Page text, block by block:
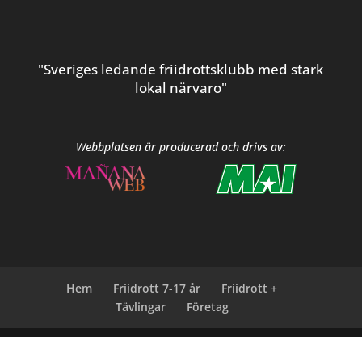
"Sveriges ledande friidrottsklubb med stark
lokal närvaro"
Webbplatsen är producerad och drivs av:
Hem Friidrott 7-17 år
Friidrott +
Tävlingar
Företag